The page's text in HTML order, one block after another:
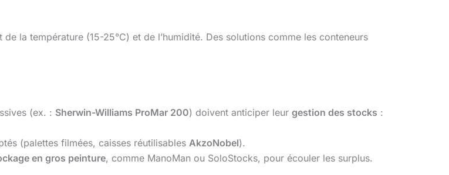
la température (15-25°C) et de l’humidité. Des solutions comme les conteneurs
(ex. : Sherwin-Williams ProMar 200) doivent anticiper leur gestion des stocks :
(palettes filmées, caisses réutilisables AkzoNobel).
en gros peinture, comme ManoMan ou SoloStocks, pour écouler les surplus.